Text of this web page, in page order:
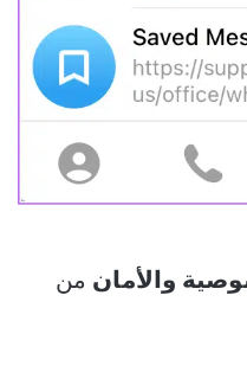
والأمان من